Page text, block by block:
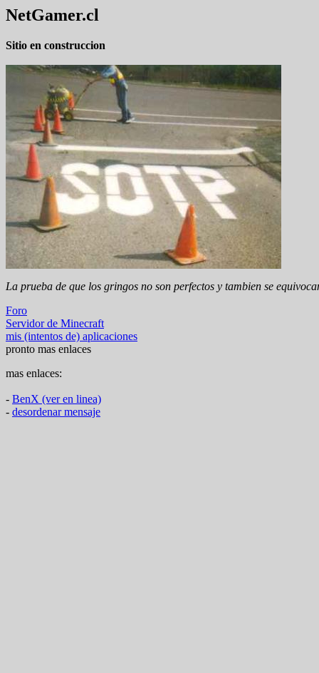
NetGamer.cl
Sitio en construccion
La prueba de que los gringos no son perfectos y tambien se
Foro
Servidor de Minecraft
mis (intentos de) aplicaciones
pronto mas enlaces
mas enlaces:
- BenX (ver en linea)
- desordenar mensaje